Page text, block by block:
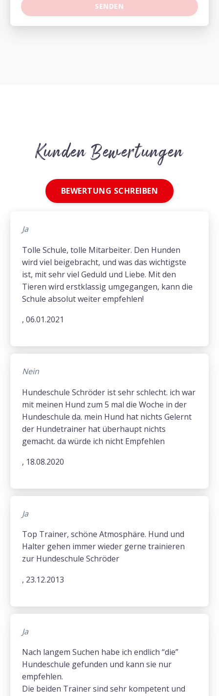
Kunden Bewertungen
BEWERTUNG SCHREIBEN
Ja
Tolle Schule, tolle Mitarbeiter. Den Hunden
wird viel beigebracht, und was das wichtigste
ist, mit sehr viel Geduld und Liebe. Mit den
Tieren wird erstklassig umgegangen, kann die
Schule absolut weiter empfehlen!
, 06.01.2021
Nein
Hundeschule Schröder ist sehr schlecht. ich war
mit meinen Hund zum 5 mal die Woche in der
Hundeschule da. mein Hund hat nichts Gelernt
der Hundetrainer hat überhaupt nichts
gemacht. da würde ich nicht Empfehlen
, 18.08.2020
Ja
Top Trainer, schöne Atmosphäre. Hund und
Halter gehen immer wieder gerne trainieren
zur Hundeschule Schröder
, 23.12.2013
Ja
Nach langem Suchen habe ich endlich “die”
Hundeschule gefunden und kann sie nur
empfehlen.
Die beiden Trainer sind sehr kompetent und